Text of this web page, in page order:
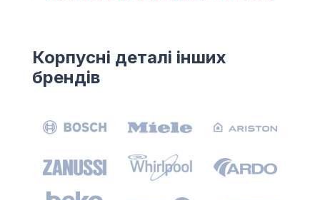
Корпусні деталі інших
брендів